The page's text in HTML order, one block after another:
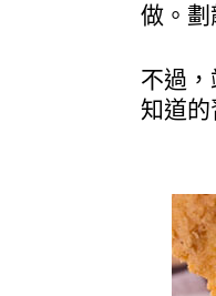
做。劃
不過
知道的